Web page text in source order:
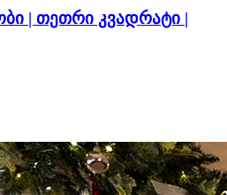
| თეთრი კვადრატი |